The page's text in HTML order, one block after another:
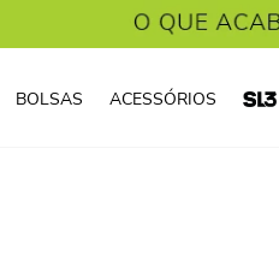
BOLSAS ACESSÓRIOS